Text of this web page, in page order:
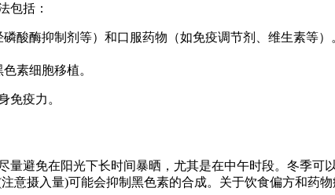
包括：
酸酶抑制剂等）和口服药物（如免疫调节剂、维生素等）
素细胞移植。
免疫力。
避免在阳光下长时间暴晒，尤其是在中午时段。冬季
意摄入量)可能会抑制黑色素的合成。关于饮食偏方和药